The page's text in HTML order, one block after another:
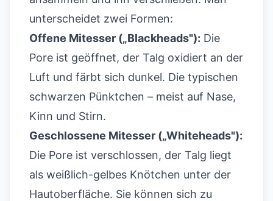
unterscheidet zwei Formen:
Offene Mitesser („Blackheads"): Die
Pore ist geöffnet, der Talg oxidiert an der
Luft und färbt sich dunkel. Die typischen
schwarzen Pünktchen – meist auf Nase,
Kinn und Stirn.
Geschlossene Mitesser („Whiteheads"):
Die Pore ist verschlossen, der Talg liegt
als weißlich-gelbes Knötchen unter der
Hautoberfläche. Sie können sich zu